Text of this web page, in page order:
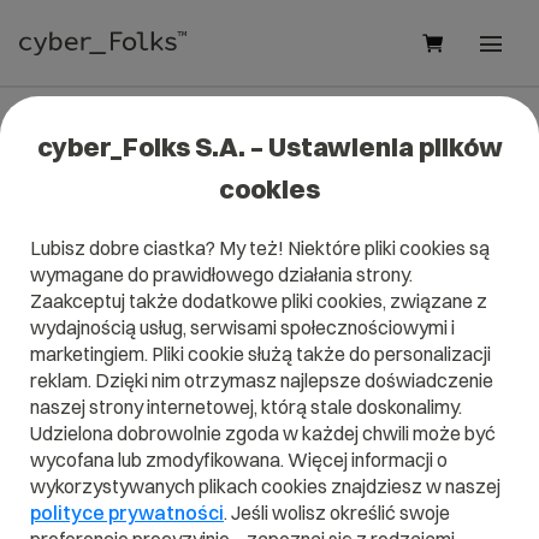
cyber_Folks S.A. – Ustawienia plików
cookies
Lubisz dobre ciastka? My też! Niektóre pliki cookies są
wymagane do prawidłowego działania strony.
Zaakceptuj także dodatkowe pliki cookies, związane z
wydajnością usług, serwisami społecznościowymi i
marketingiem. Pliki cookie służą także do personalizacji
reklam. Dzięki nim otrzymasz najlepsze doświadczenie
naszej strony internetowej, którą stale doskonalimy.
Udzielona dobrowolnie zgoda w każdej chwili może być
wycofana lub zmodyfikowana. Więcej informacji o
wykorzystywanych plikach cookies znajdziesz w naszej
polityce prywatności. Jeśli wolisz określić swoje